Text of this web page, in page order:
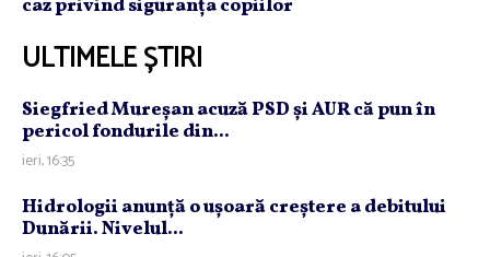
caz privind siguranța copiilor
ULTIMELE ȘTIRI
Siegfried Mureşan acuză PSD şi AUR că pun în
pericol fondurile din...
ieri, 16:35
Hidrologii anunţă o uşoară creştere a debitului
Dunării. Nivelul...